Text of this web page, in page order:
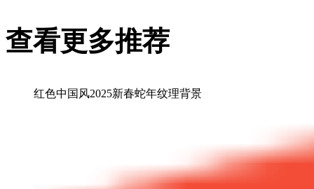
查看更多推荐
红色中国风2025新春蛇年纹理背景